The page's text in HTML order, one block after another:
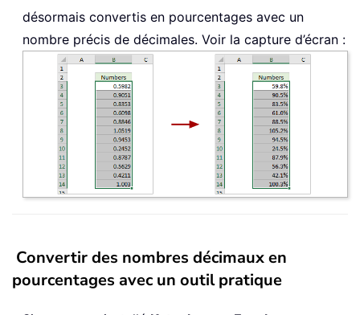
désormais convertis en pourcentages avec un
nombre précis de décimales. Voir la capture d’écran :
Convertir des nombres décimaux en
pourcentages avec un outil pratique